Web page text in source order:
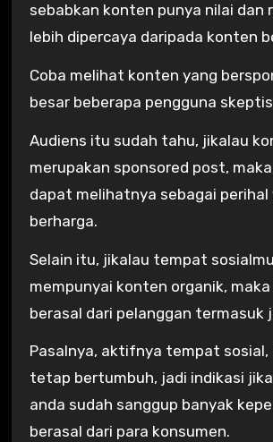
sebabkan konten punya nilai dan
lebih dipercaya daripada konten
Coba melihat konten yang
besar beberapa pengguna
Audiens itu sudah tahu, jikalau
merupakan sponsored post,
dapat melihatnya sebagai perihal
berharga.
Selain itu, jikalau tempat
mempunyai konten organik,
berasal dari pelanggan termasuk
Pasalnya, aktifnya tempat
tetap bertumbuh, jadi indikasi
anda sudah sanggup banyak
berasal dari para konsumen.